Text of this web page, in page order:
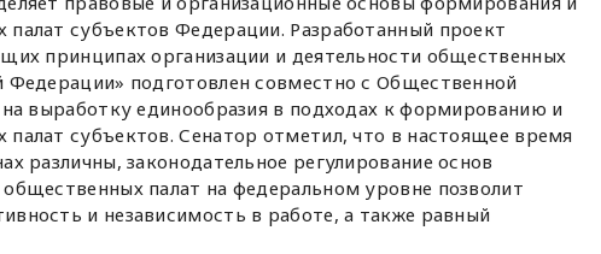
субъектов Федерации. Разработанный проект
принципах организации и деятельности общественных
Федерации» подготовлен совместно с Общественной
на выработку единообразия в подходах к формированию и
субъектов. Сенатор отметил, что в настоящее время
различны, законодательное регулирование основ
палат на федеральном уровне позволит
и независимость в работе, а также равный